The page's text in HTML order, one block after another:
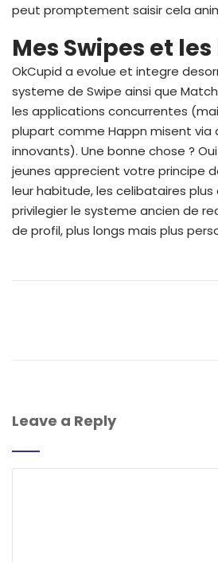
peut promptement saisir cela
Mes Swipes et
OkCupid a evolue et integre
systeme de Swipe ainsi que
les applications concurrentes
plupart comme Happn misent via
innovants). Une bonne chose ?
jeunes apprecient votre principe
leur habitude, les celibataires
privilegier le systeme ancien de
de profil, plus longs mais plus
Leave a Reply